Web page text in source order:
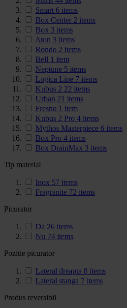
Smart 6 items
Box Center 2 items
Box 3 items
Aton 3 items
Rondo 2 items
Bell 1 item
Neptune 5 items
Logica Line 7 items
Kubus 2 22 items
Urban 21 items
Fresno 1 item
Kubus 2 Pro 4 items
Mythos Masterpiece 6 items
Box Pro 4 items
Box DrainMax 3 items
Tip material
Inox 57 items
Fragranite 72 items
Picurator
Da 26 items
Nu 74 items
Pozitie picurator
Lateral dreapta 8 items
Lateral stanga 7 items
Produs reversibil